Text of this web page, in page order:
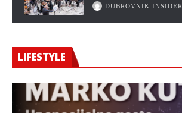
DUBROVNIK INSIDER
LIFESTYLE